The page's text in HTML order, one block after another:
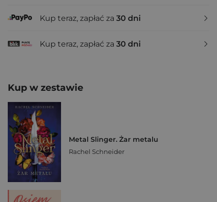
Kup teraz, zapłać za 30 dni
Kup teraz, zapłać za 30 dni
Kup w zestawie
Metal Slinger. Żar metalu
Rachel Schneider